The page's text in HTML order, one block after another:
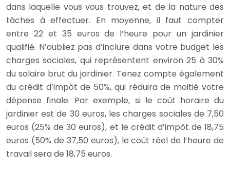
dans laquelle vous vous trouvez, et de la nature des
tâches à effectuer. En moyenne, il faut compter
entre 22 et 35 euros de l’heure pour un jardinier
qualifié. N’oubliez pas d’inclure dans votre budget les
charges sociales, qui représentent environ 25 à 30%
du salaire brut du jardinier. Tenez compte également
du crédit d’impôt de 50%, qui réduira de moitié votre
dépense finale. Par exemple, si le coût horaire du
jardinier est de 30 euros, les charges sociales de 7,50
euros (25% de 30 euros), et le crédit d’impôt de 18,75
euros (50% de 37,50 euros), le coût réel de l’heure de
travail sera de 18,75 euros.